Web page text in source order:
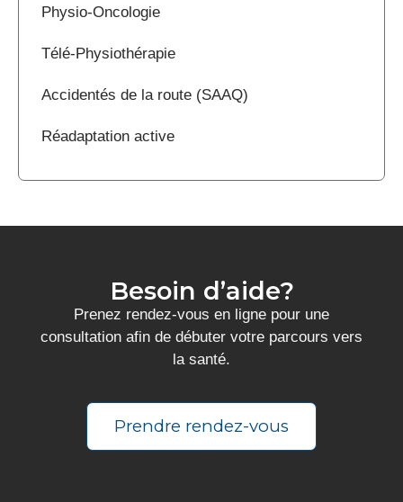
Physio-Oncologie
Télé-Physiothérapie
Accidentés de la route (SAAQ)
Réadaptation active
Besoin d’aide?
Prenez rendez-vous en ligne pour une
consultation afin de débuter votre parcours vers
la santé.
Prendre rendez-vous